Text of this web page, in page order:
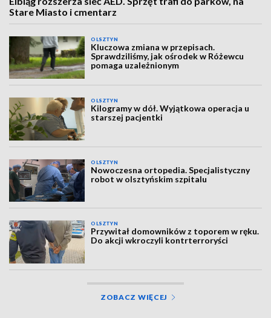
Stare Miasto i cmentarz
OLSZTYN
Kluczowa zmiana w przepisach.
Sprawdziliśmy, jak ośrodek w Różewcu
pomaga uzależnionym
OLSZTYN
Kilogramy w dół. Wyjątkowa operacja u
starszej pacjentki
OLSZTYN
Nowoczesna ortopedia. Specjalistyczny
robot w olsztyńskim szpitalu
OLSZTYN
Przywitał domowników z toporem w ręku.
Do akcji wkroczyli kontrterroryści
ZOBACZ WIĘCEJ